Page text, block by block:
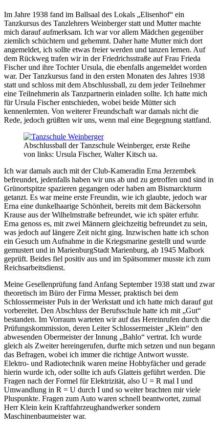
Im Jahre 1938 fand im Ballsaal des Lokals Elisenhof
ein
Tanzkursus des Tanzlehrers Weinberger statt und Mutter machte
mich darauf aufmerksam. Ich war vor allem Mädchen gegenüber
ziemlich schüchtern und gehemmt. Daher hatte Mutter mich dort
angemeldet, ich sollte etwas freier werden und tanzen lernen. Auf
dem Rückweg trafen wir in der Friedrichsstraße auf Frau Frieda
Fischer und ihre Tochter Ursula, die ebenfalls angemeldet worden
war. Der Tanzkursus fand in den ersten Monaten des Jahres 1938
statt und schloss mit dem Abschlussball, zu dem jeder Teilnehmer
eine Teilnehmerin als Tanzpartnerin einladen sollte. Ich hatte mich
für Ursula Fischer entschieden, wobei beide Mütter sich
kennenlernten. Von weiterer Freundschaft war damals nicht die
Rede, jedoch grüßten wir uns, wenn mal eine Begegnung stattfand.
Abschlussball der Tanzschule Weinberger, erste Reihe
von links: Ursula Fischer, Walter Kitsch ua.
Ich war damals auch mit der Club-Kameradin Erna Jerzembek
befreundet, jedenfalls haben wir uns ab und zu getroffen und sind in
Grünortspitze spazieren gegangen oder haben am Bismarckturm
getanzt. Es war meine erste Freundin, wie ich glaubte, jedoch war
Erna eine dunkelhaarige Schönheit, bereits mit dem Bäckersohn
Krause aus der Wilhelmstraße befreundet, wie ich später erfuhr.
Erna genoss es, mit zwei Männern gleichzeitig befreundet zu sein,
was jedoch auf längere Zeit nicht ging. Inzwischen hatte ich schon
ein Gesuch um Aufnahme in die Kriegsmarine gestellt und wurde
gemustert und in MarienburgStadt Marienburg, ab 1945 Malbork
geprüft. Beides fiel positiv aus und im Spätsommer musste ich zum
Reichsarbeitsdienst.
Meine Gesellenprüfung fand Anfang September 1938 statt und zwar
theoretisch im Büro der Firma Messer, praktisch bei dem
Schlossermeister Puls in der Werkstatt und ich hatte mich darauf gut
vorbereitet. Den Abschluss der Berufsschule hatte ich mit
Gut
bestanden. Im Vorraum warteten wir auf das Hereinrufen durch die
Prüfungskommission, deren Leiter Schlossermeister Klein
den
abwesenden Obermeister der Innung
Bahlo
vertrat. Ich wurde
gleich als Zweiter hereingerufen, durfte mich setzen und nun begann
das Befragen, wobei ich immer die richtige Antwort wusste.
Elektro- und Radiotechnik waren meine Hobbyfächer und gerade
hierin wurde ich, oder sollte ich aufs Glatteis geführt werden. Die
Fragen nach der Formel für Elektrizität, also U = R mal I und
Umwandlung in R = U durch I und so weiter brachten mir viele
Pluspunkte. Fragen zum Auto waren schnell beantwortet, zumal
Herr Klein kein Kraftfahrzeughandwerker sondern
Maschinenbaumeister war.